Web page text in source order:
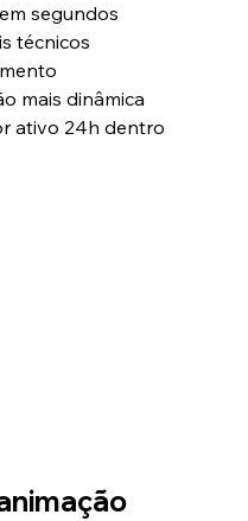
segundos
técnicos
mais dinâmica
ativo 24h dentro